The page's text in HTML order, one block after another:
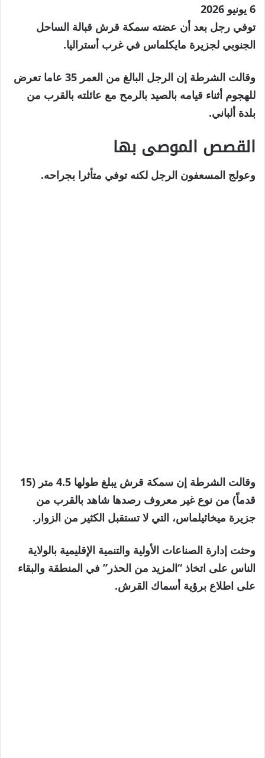
تم
النشر
بتاريخ
يونيو
2026
6 يونيو 2026
توفي رجل بعد أن عضته سمكة قرش قبالة الساحل
الجنوبي لجزيرة مايكلماس في غرب أستراليا.
وقالت الشرطة إن الرجل البالغ من العمر 35 عاما تعرض
للهجوم أثناء قيامه بالصيد بالرمح مع عائلته بالقرب من
بلدة ألباني.
القصص الموصى بها
قائمة
نهاية
وعولج المسعفون الرجل لكنه توفي متأثرا بجراحه.
وقالت الشرطة إن سمكة قرش يبلغ طولها 4.5 متر (15
قدماً) من نوع غير معروف رصدها شاهد بالقرب من
جزيرة ميخائيلماس، التي لا تستقبل الكثير من الزوار.
وحثت إدارة الصناعات الأولية والتنمية الإقليمية بالولاية
الناس على اتخاذ “المزيد من الحذر” في المنطقة والبقاء
على اطلاع برؤية أسماك القرش.